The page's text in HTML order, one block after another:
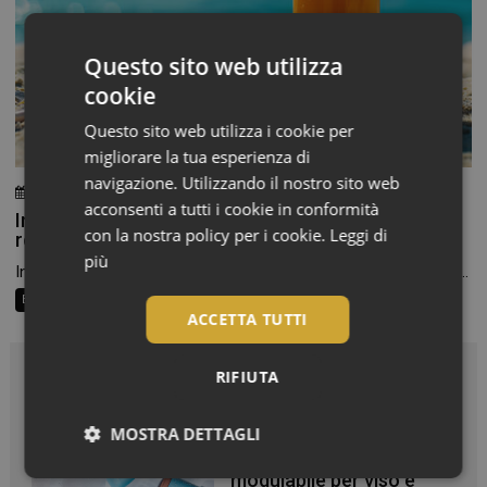
24 Luglio 2026 Chiara Verlato
Integratori per pelle e capelli in estate: la beauty
routine passa anche dalla farmacia
In estate cambiamo texture, scegliamo cosmetici più leggeri e...
Beauty Trend Consigli al banco Farma Social Connect
modulabile per viso e
Questo sito web utilizza
cookie
Questo sito web utilizza i cookie per
migliorare la tua esperienza di
navigazione. Utilizzando il nostro sito web
acconsenti a tutti i cookie in conformità
con la nostra policy per i cookie. Leggi di
più
ACCETTA TUTTI
RIFIUTA
MOSTRA DETTAGLI
Necessari